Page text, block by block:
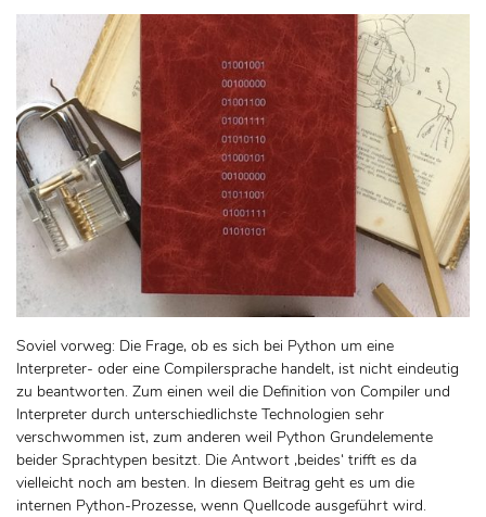
Soviel vorweg: Die Frage, ob es sich bei Python um eine
Interpreter- oder eine Compilersprache handelt, ist nicht eindeutig
zu beantworten. Zum einen weil die Definition von Compiler und
Interpreter durch unterschiedlichste Technologien sehr
verschwommen ist, zum anderen weil Python Grundelemente
beider Sprachtypen besitzt. Die Antwort ‚beides‘ trifft es da
vielleicht noch am besten. In diesem Beitrag geht es um die
internen Python-Prozesse, wenn Quellcode ausgeführt wird.